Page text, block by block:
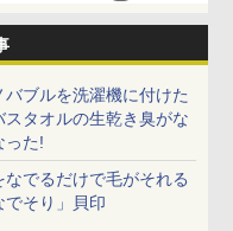
バブルを洗濯機に付けた
スタオルの生乾き臭がな
った!
なでるだけで毛がそれる
でそり」貝印